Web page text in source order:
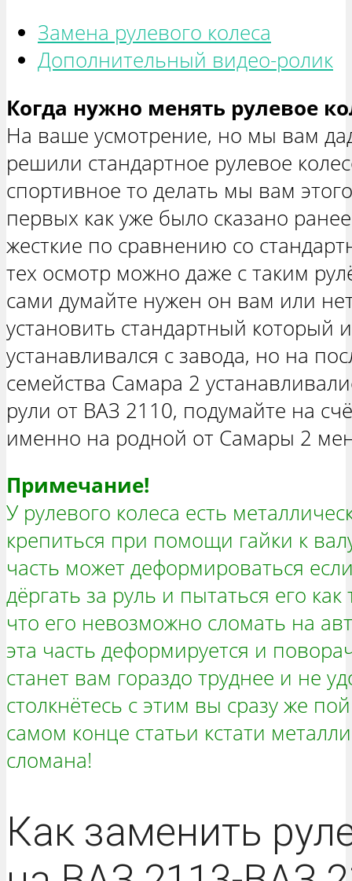
Замена рулевого колеса
Дополнительный видео-ролик
Когда нужно менять рулевое
На ваше усмотрение, но мы вам
решили стандартное рулевое
спортивное то делать мы вам
первых как уже было сказано
жесткие по сравнению со
тех осмотр можно даже с таким
сами думайте нужен он вам или
установить стандартный который
устанавливался с завода, но на
семейства Самара 2
рули от ВАЗ 2110, подумайте на
именно на родной от Самары 2
Примечание!
У рулевого колеса есть
крепиться при помощи гайки к
часть может деформироваться
дёргать за руль и пытаться его
что его невозможно сломать на
эта часть деформируется и
станет вам гораздо труднее и не
столкнётесь с этим вы сразу же
самом конце статьи кстати
сломана!
Как заменить